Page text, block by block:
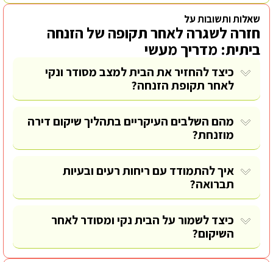
שאלות ותשובות על
חזרה לשגרה לאחר תקופה של הזנחה
ביתית: מדריך מעשי
כיצד להחזיר את הבית למצב מסודר ונקי
לאחר תקופת הזנחה?
מהם השלבים העיקריים בתהליך שיקום דירה
מוזנחת?
איך להתמודד עם ריחות רעים ובעיות
תברואה?
כיצד לשמור על הבית נקי ומסודר לאחר
השיקום?